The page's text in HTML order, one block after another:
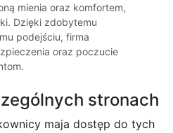
mienia oraz komfortem,
Dzięki zdobytemu
podejściu, firma
oraz poczucie
stronach
maja dostęp do tych